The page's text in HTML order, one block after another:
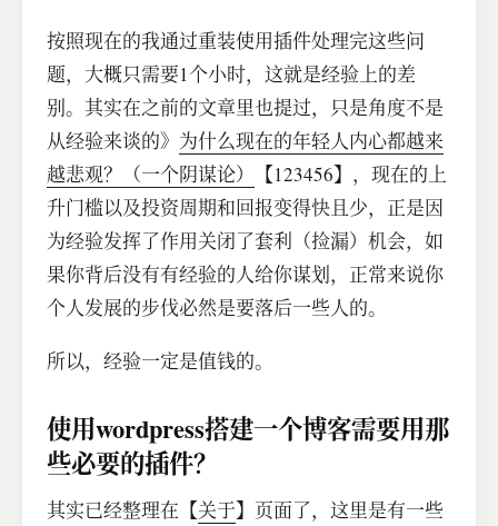
按照现在的我通过重装使用插件处理完这些问
题，大概只需要1个小时，这就是经验上的差
别。其实在之前的文章里也提过，只是角度不是
从经验来谈的》 为什么现在的年轻人内心都越来
越悲观？（一个阴谋论）
【123456】，现在的上
升门槛以及投资周期和回报变得快且少，正是因
为经验发挥了作用关闭了套利（捡漏）机会，如
果你背后没有有经验的人给你谋划，正常来说你
个人发展的步伐必然是要落后一些人的。
所以，经验一定是值钱的。
使用wordpress搭建一个博客需要用那
些必要的插件？
其实已经整理在【关于】页面了，这里是有一些